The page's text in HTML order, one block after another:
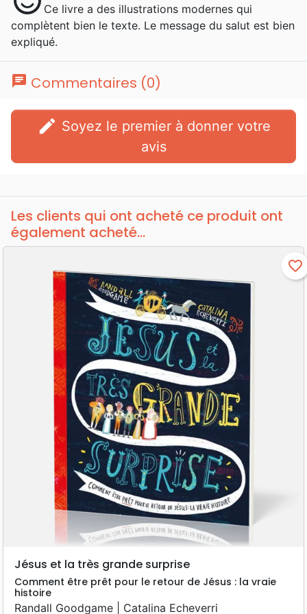
Ce livre a des illustrations modernes qui
complètent bien le texte. Le message du salut est bien
expliqué.
chat Commentaires (0)
edit
avis
Les clients qui ont acheté ce produit ont
également acheté...
favorite_border
Jésus et la très grande surprise
Comment être prêt pour le retour de Jésus : la vraie
histoire
Randall Goodgame | Catalina Echeverri